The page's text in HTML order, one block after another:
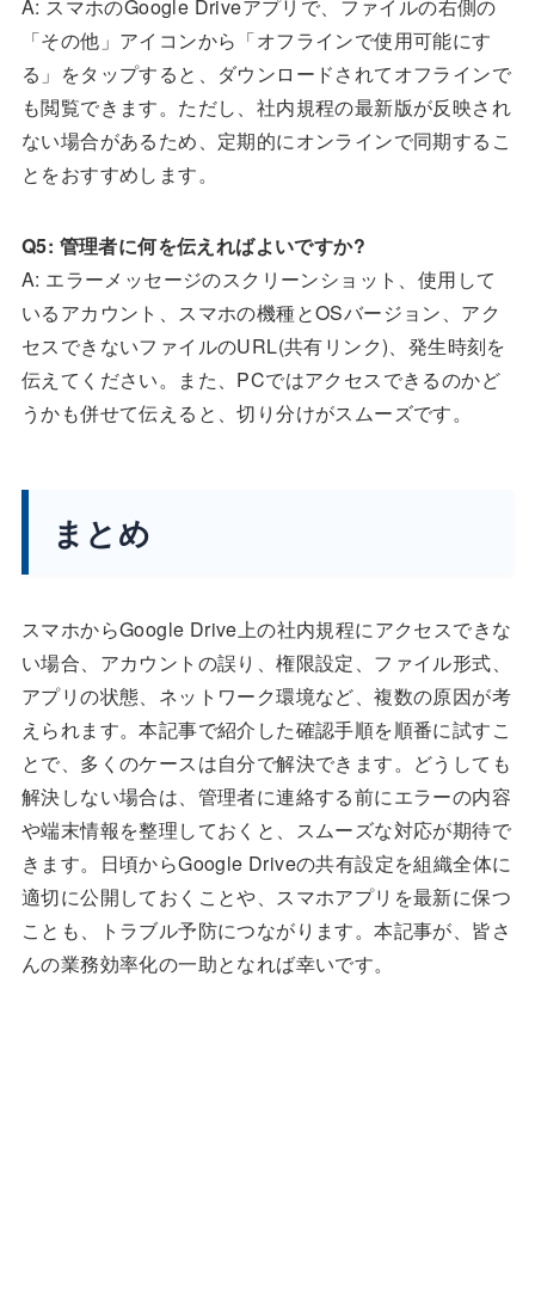
A: スマホのGoogle Driveアプリで、ファイルの右側の
「その他」アイコンから「オフラインで使用可能にす
る」をタップすると、ダウンロードされてオフラインで
も閲覧できます。ただし、社内規程の最新版が反映され
ない場合があるため、定期的にオンラインで同期するこ
とをおすすめします。
Q5: 管理者に何を伝えればよいですか?
A: エラーメッセージのスクリーンショット、使用して
いるアカウント、スマホの機種とOSバージョン、アク
セスできないファイルのURL(共有リンク)、発生時刻を
伝えてください。また、PCではアクセスできるのかど
うかも併せて伝えると、切り分けがスムーズです。
まとめ
スマホからGoogle Drive上の社内規程にアクセスできな
い場合、アカウントの誤り、権限設定、ファイル形式、
アプリの状態、ネットワーク環境など、複数の原因が考
えられます。本記事で紹介した確認手順を順番に試すこ
とで、多くのケースは自分で解決できます。どうしても
解決しない場合は、管理者に連絡する前にエラーの内容
や端末情報を整理しておくと、スムーズな対応が期待で
きます。日頃からGoogle Driveの共有設定を組織全体に
適切に公開しておくことや、スマホアプリを最新に保つ
ことも、トラブル予防につながります。本記事が、皆さ
んの業務効率化の一助となれば幸いです。